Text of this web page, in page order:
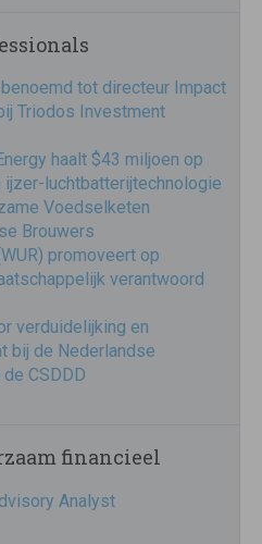
tot directeur Impact
Triodos Investment
haalt $43 miljoen op
luchtbatterijtechnologie
Voedselketen
Brouwers
promoveert op
verantwoord
verduidelijking en
bij de Nederlandse
CSDDD
financieel
Analyst